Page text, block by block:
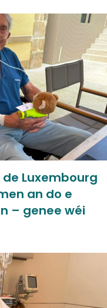
Luxembourg
an do e
– genee wéi